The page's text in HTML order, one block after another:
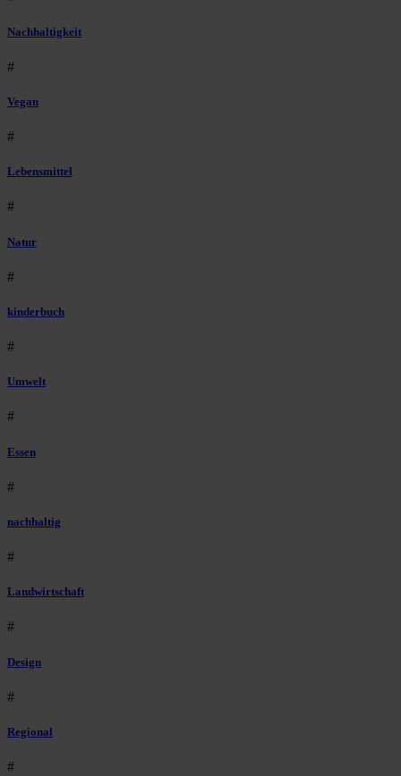
Nachhaltigkeit
#
Vegan
#
Lebensmittel
#
Natur
#
kinderbuch
#
Umwelt
#
Essen
#
nachhaltig
#
Landwirtschaft
#
Design
#
Regional
#